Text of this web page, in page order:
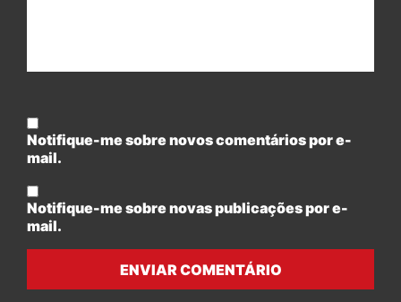
Notifique-me sobre novos comentários por e-
mail.
Notifique-me sobre novas publicações por e-
mail.
ENVIAR COMENTÁRIO